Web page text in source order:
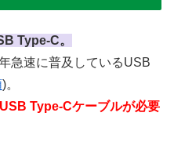
Type-C。
急速に普及しているUSB
)。
Type-Cケーブルが必要